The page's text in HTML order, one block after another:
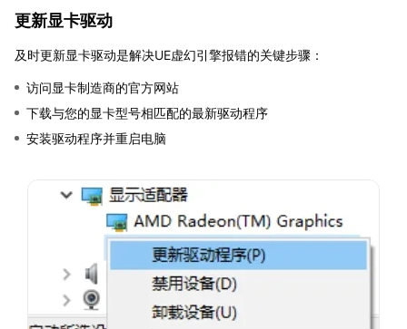
更新显卡驱动
及时更新显卡驱动是解决UE虚幻引擎报错的关键步骤：
访问显卡制造商的官方网站
下载与您的显卡型号相匹配的最新驱动程序
安装驱动程序并重启电脑